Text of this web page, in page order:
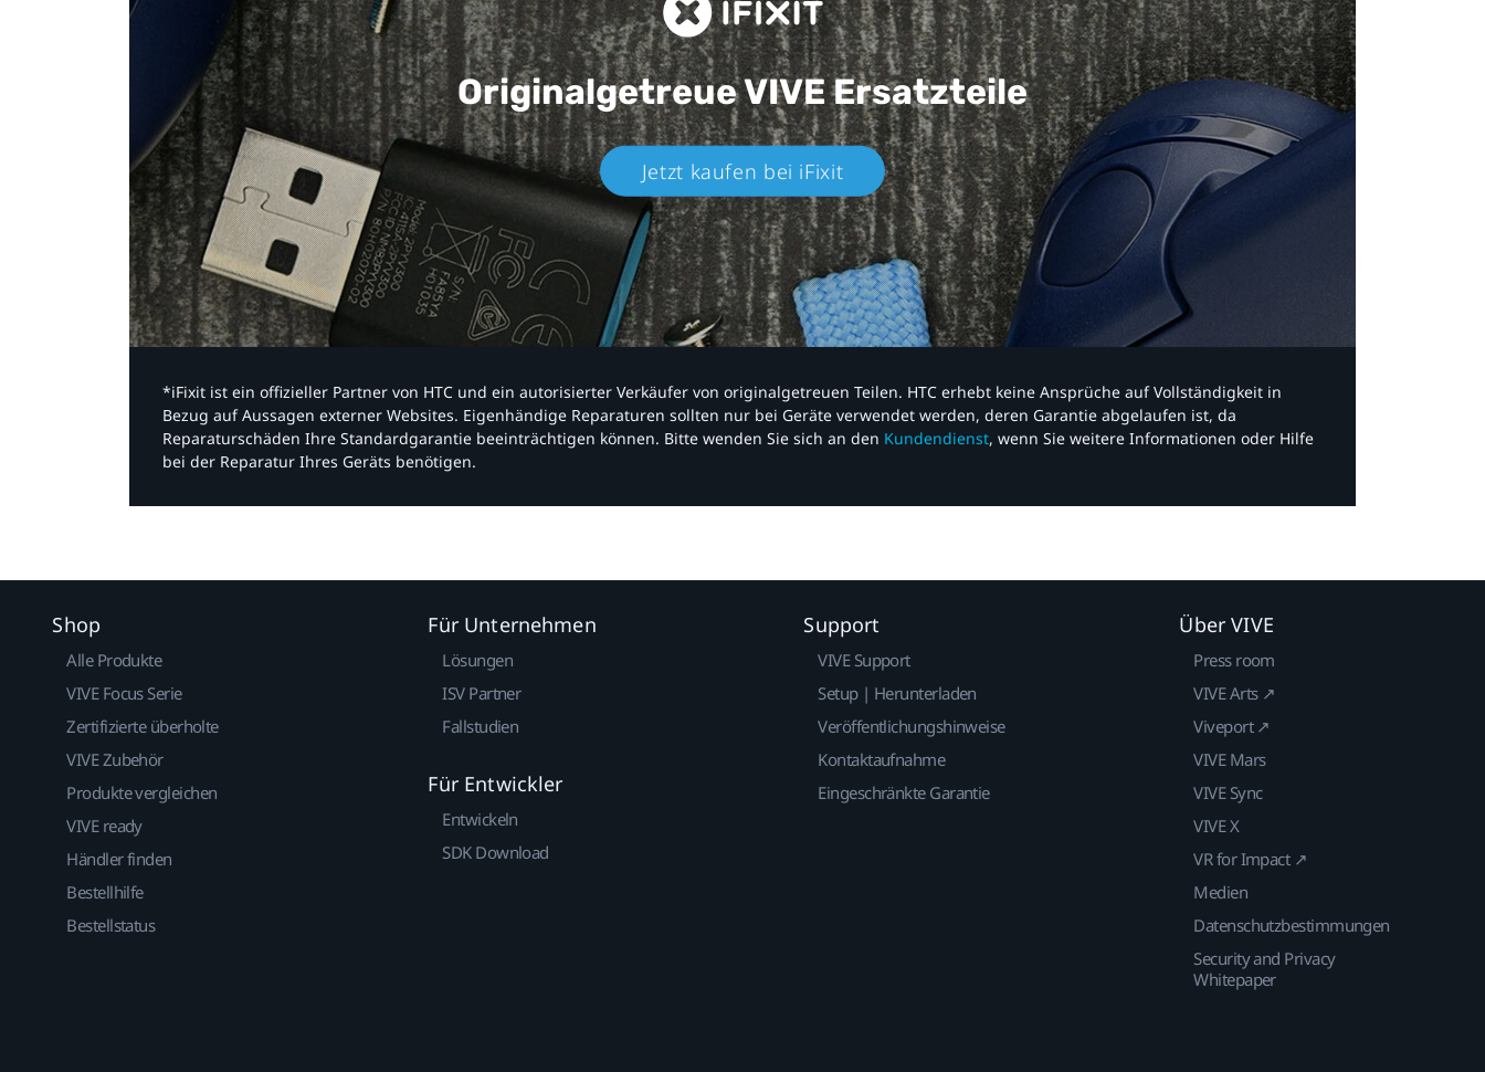
Originalgetreue VIVEErsatzteile
Jetzt kaufen bei iFixit​
*iFixit ist ein offizieller Partner von HTC und ein autorisierter Verkäufer von originalgetreuen Teilen. HTC erhebt keine Ansprüche auf Vollständigkeit in
Bezug auf Aussagen externer Websites. Eigenhändige Reparaturen sollten nur bei Geräte verwendet werden, deren Garantie abgelaufen ist, da
Reparaturschäden Ihre Standardgarantie beeinträchtigen können. Bitte wenden Sie sich an den Kundendienst, wenn Sie weitere Informationen oder Hilfe
bei der Reparatur Ihres Geräts benötigen.​
Shop
Alle Produkte
VIVE Focus Serie
Zertifizierte überholte
VIVE Zubehör
Produkte vergleichen
VIVE ready
Händler finden
Bestellhilfe
Bestellstatus
Für Unternehmen
Lösungen
ISV Partner
Fallstudien
Für Entwickler
Entwickeln
SDK Download
Support
VIVE Support
Setup | Herunterladen
Veröffentlichungshinweise
Kontaktaufnahme
Eingeschränkte Garantie
Über VIVE
Press room
VIVE Arts ↗
Viveport ↗
VIVE Mars
VIVE Sync
VIVE X
VR for Impact ↗
Medien
Datenschutzbestimmungen
Security and Privacy
Whitepaper